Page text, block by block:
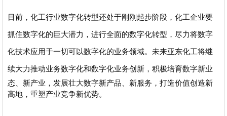
目前，化工行业数字化转型还处于刚刚起步阶段，化工企业要
抓住数字化的巨大潜力，进行全面的数字化转型，尽力将数字
化技术应用于一切可以数字化的业务领域。未来亚东化工将继
续大力推动业务数字化和数字化业务创新，积极培育数字新业
态、新产业，发展壮大数字新产品、新服务，打造价值创造新
高地，重塑产业竞争新优势。